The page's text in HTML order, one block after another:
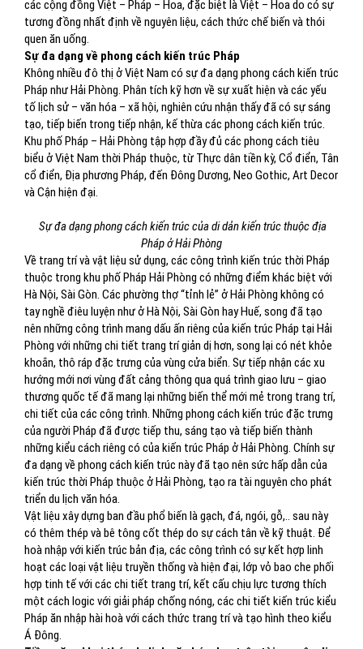
các cộng đồng Việt – Pháp – Hoa, đặc biệt là Việt – Hoa do có sự
tương đồng nhất định về nguyên liệu, cách thức chế biến và thói
quen ăn uống.
Sự đa dạng về phong cách kiến trúc Pháp
Không nhiều đô thị ở Việt Nam có sự đa dạng phong cách kiến trúc
Pháp như Hải Phòng. Phân tích kỹ hơn về sự xuất hiện và các yếu
tố lịch sử – văn hóa – xã hội, nghiên cứu nhận thấy đã có sự sáng
tạo, tiếp biến trong tiếp nhận, kế thừa các phong cách kiến trúc.
Khu phố Pháp – Hải Phòng tập hợp đầy đủ các phong cách tiêu
biểu ở Việt Nam thời Pháp thuộc, từ Thực dân tiền kỳ, Cổ điển, Tân
cổ điển, Địa phương Pháp, đến Đông Dương, Neo Gothic, Art Decor
và Cận hiện đại.
Sự đa dạng phong cách kiến trúc của di dản kiến trúc thuộc địa
Pháp ở Hải Phòng
Về trang trí và vật liệu sử dụng, các công trình kiến trúc thời Pháp
thuộc trong khu phố Pháp Hải Phòng có những điểm khác biệt với
Hà Nội, Sài Gòn. Các phường thợ “tỉnh lẻ” ở Hải Phòng không có
tay nghề điêu luyện như ở Hà Nội, Sài Gòn hay Huế, song đã tạo
nên những công trình mang dấu ấn riêng của kiến trúc Pháp tại Hải
Phòng với những chi tiết trang trí giản dị hơn, song lại có nét khỏe
khoắn, thô ráp đặc trưng của vùng cửa biển. Sự tiếp nhận các xu
hướng mới nơi vùng đất cảng thông qua quá trình giao lưu – giao
thương quốc tế đã mang lại những biến thể mới mẻ trong trang trí,
chi tiết của các công trình. Những phong cách kiến trúc đặc trưng
của người Pháp đã được tiếp thu, sáng tạo và tiếp biến thành
những kiểu cách riêng có của kiến trúc Pháp ở Hải Phòng. Chính sự
đa dạng về phong cách kiến trúc này đã tạo nên sức hấp dẫn của
kiến trúc thời Pháp thuộc ở Hải Phòng, tạo ra tài nguyên cho phát
triển du lịch văn hóa.
Vật liệu xây dựng ban đầu phổ biến là gạch, đá, ngói, gỗ,.. sau này
có thêm thép và bê tông cốt thép do sự cách tân về kỹ thuật. Để
hoà nhập với kiến trúc bản địa, các công trình có sự kết hợp linh
hoạt các loại vật liệu truyền thống và hiện đại, lớp vỏ bao che phối
hợp tinh tế với các chi tiết trang trí, kết cấu chịu lực tương thích
một cách logic với giải pháp chống nóng, các chi tiết kiến trúc kiểu
Pháp ăn nhập hài hoà với cách thức trang trí và tạo hình theo kiểu
Á Đông.